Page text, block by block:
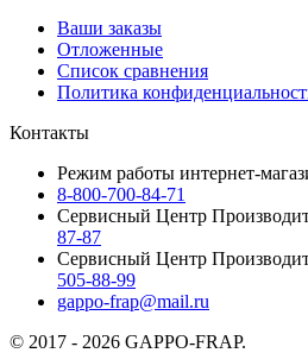
Ваши заказы
Отложенные
Список сравнения
Политика
Контакты
Режим работы интернет-
8-800-700-84-71
Сервисный Центр
87-87
Сервисный Центр
505-88-99
gappo-frap@mail.ru
© 2017 - 2026 GAPPO-FRAP.